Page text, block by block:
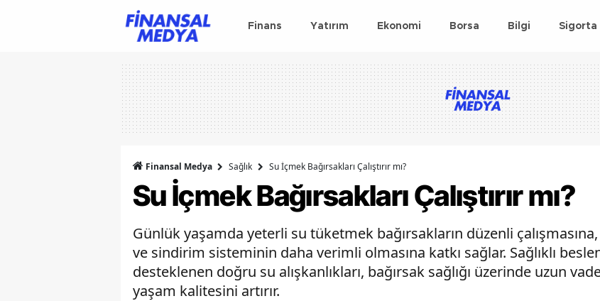
Finans Yatırım Ekonomi Borsa Bilgi Sigorta
Finansal Medya Sağlık Su İçmek Bağırsakları Çalıştırır mı?
Su İçmek Bağırsakları Çalıştırır mı?
Günlük yaşamda yeterli su tüketmek bağırsakların düzenli
ve sindirim sisteminin daha verimli olmasına katkı sağlar. Sağlıklı
desteklenen doğru su alışkanlıkları, bağırsak sağlığı üzerinde uzun
yaşam kalitesini artırır.